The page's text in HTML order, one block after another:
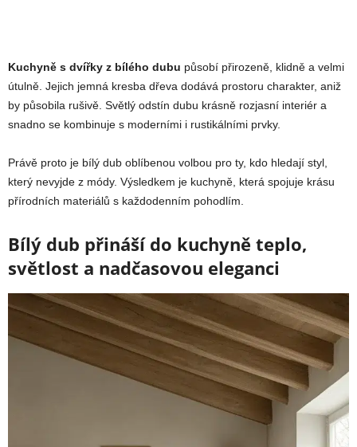
Kuchyně s dvířky z bílého dubu působí přirozeně, klidně a velmi
útulně. Jejich jemná kresba dřeva dodává prostoru charakter, aniž
by působila rušivě. Světlý odstín dubu krásně rozjasní interiér a
snadno se kombinuje s moderními i rustikálními prvky.
Právě proto je bílý dub oblíbenou volbou pro ty, kdo hledají styl,
který nevyjde z módy. Výsledkem je kuchyně, která spojuje krásu
přírodních materiálů s každodenním pohodlím.
Bílý dub přináší do kuchyně teplo,
světlost a nadčasovou eleganci